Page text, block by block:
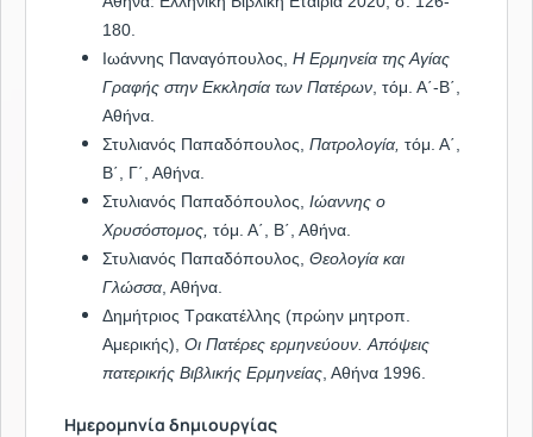
180.
Ιωάννης Παναγόπουλος, Η Ερμηνεία της Αγίας
Γραφής στην Εκκλησία των Πατέρων , τόμ. Α΄-Β΄,
Αθήνα.
Στυλιανός Παπαδόπουλος, Πατρολογία, τόμ. Α΄,
Β΄, Γ΄, Αθήνα.
Στυλιανός Παπαδόπουλος, Ιώαννης ο
Χρυσόστομος, τόμ. Α΄, Β΄, Αθήνα.
Στυλιανός Παπαδόπουλος, Θεολογία και
Γλώσσα , Αθήνα.
Δημήτριος Τρακατέλλης (πρώην μητροπ.
Αμερικής), Οι Πατέρες ερμηνεύουν. Απόψεις
πατερικής Βιβλικής Ερμηνείας , Αθήνα 1996.
Ημερομηνία δημιουργίας